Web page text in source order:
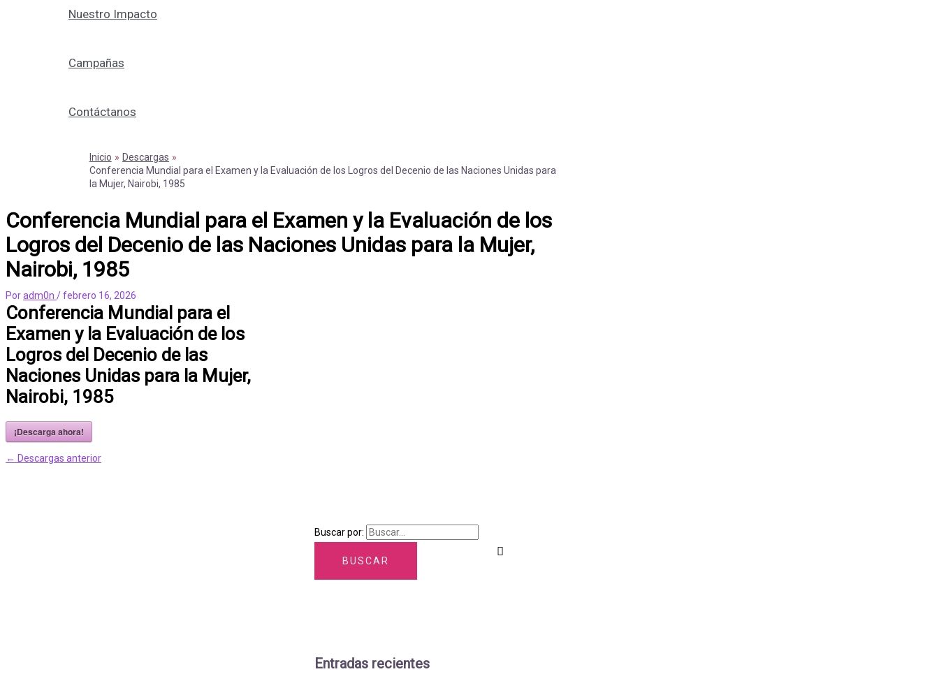
Nuestro Impacto
Campañas
Contáctanos
Inicio
Descargas
Conferencia Mundial para el Examen y la Evaluación de los Logros del Decenio de las Naciones Unidas para
la Mujer, Nairobi, 1985
Conferencia Mundial para el Examen y la Evaluación de los
Logros del Decenio de las Naciones Unidas para la Mujer,
Nairobi, 1985
Poradm0n /febrero 16, 2026
Conferencia Mundial para el
Examen y la Evaluación de los
Logros del Decenio de las
Naciones Unidas para la Mujer,
Nairobi, 1985
¡Descarga ahora!
← Descargas anterior
Buscar por:
Entradas recientes